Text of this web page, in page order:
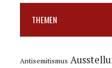
THEMEN
Antisemitismus